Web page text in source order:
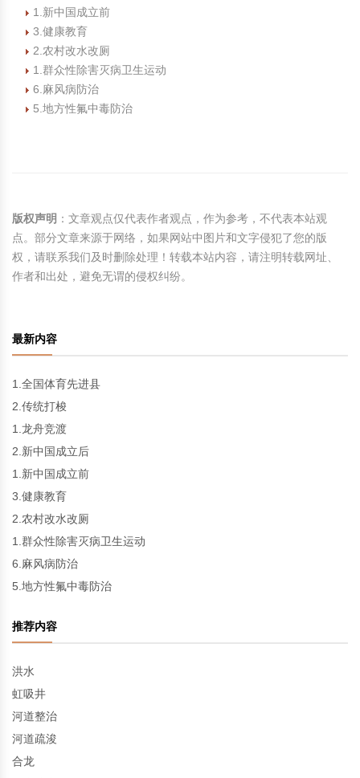
1.新中国成立前
3.健康教育
2.农村改水改厕
1.群众性除害灭病卫生运动
6.麻风病防治
5.地方性氟中毒防治
版权声明 ：文章观点仅代表作者观点，作为参考，不代表本站观
点。部分文章来源于网络，如果网站中图片和文字侵犯了您的版
权，请联系我们及时删除处理！转载本站内容，请注明转载网址、
作者和出处，避免无谓的侵权纠纷。
最新内容
1.全国体育先进县
2.传统打梭
1.龙舟竞渡
2.新中国成立后
1.新中国成立前
3.健康教育
2.农村改水改厕
1.群众性除害灭病卫生运动
6.麻风病防治
5.地方性氟中毒防治
推荐内容
洪水
虹吸井
河道整治
河道疏浚
合龙